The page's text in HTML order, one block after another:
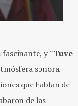
fascinante, y "Tuve
sonora.
que hablan de
de las